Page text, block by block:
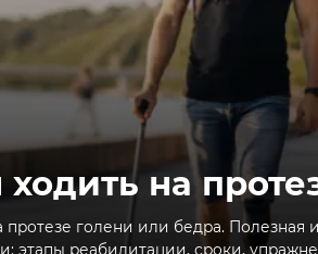
на
протезе голени или бедра.
этапы реабилитации, сроки,